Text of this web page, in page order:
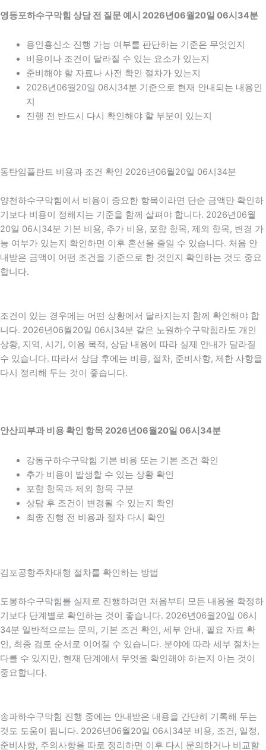
영등포하수구막힘 상담 전 질문 예시 2026년06월20일 06시34분
용인흥신소 진행 가능 여부를 판단하는 기준은 무엇인지
비용이나 조건이 달라질 수 있는 요소가 있는지
준비해야 할 자료나 사전 확인 절차가 있는지
2026년06월20일 06시34분 기준으로 현재 안내되는 내용인
지
진행 전 반드시 다시 확인해야 할 부분이 있는지
동탄임플란트 비용과 조건 확인 2026년06월20일 06시34분
양천하수구막힘에서 비용이 중요한 항목이라면 단순 금액만 확인하
기보다 비용이 정해지는 기준을 함께 살펴야 합니다. 2026년06월
20일 06시34분 기본 비용, 추가 비용, 포함 항목, 제외 항목, 변경 가
능 여부가 있는지 확인하면 이후 혼선을 줄일 수 있습니다. 처음 안
내받은 금액이 어떤 조건을 기준으로 한 것인지 확인하는 것도 중요
합니다.
조건이 있는 경우에는 어떤 상황에서 달라지는지 함께 확인해야 합
니다. 2026년06월20일 06시34분 같은 노원하수구막힘라도 개인
상황, 지역, 시기, 이용 목적, 상담 내용에 따라 실제 안내가 달라질
수 있습니다. 따라서 상담 후에는 비용, 절차, 준비사항, 제한 사항을
다시 정리해 두는 것이 좋습니다.
안산피부과 비용 확인 항목 2026년06월20일 06시34분
강동구하수구막힘 기본 비용 또는 기본 조건 확인
추가 비용이 발생할 수 있는 상황 확인
포함 항목과 제외 항목 구분
상담 후 조건이 변경될 수 있는지 확인
최종 진행 전 비용과 절차 다시 확인
김포공항주차대행 절차를 확인하는 방법
도봉하수구막힘를 실제로 진행하려면 처음부터 모든 내용을 확정하
기보다 단계별로 확인하는 것이 좋습니다. 2026년06월20일 06시
34분 일반적으로는 문의, 기본 조건 확인, 세부 안내, 필요 자료 확
인, 최종 검토 순서로 이어질 수 있습니다. 분야에 따라 세부 절차는
다를 수 있지만, 현재 단계에서 무엇을 확인해야 하는지 아는 것이
중요합니다.
송파하수구막힘 진행 중에는 안내받은 내용을 간단히 기록해 두는
것도 도움이 됩니다. 2026년06월20일 06시34분 비용, 조건, 일정,
준비사항, 주의사항을 따로 정리하면 이후 다시 문의하거나 비교할